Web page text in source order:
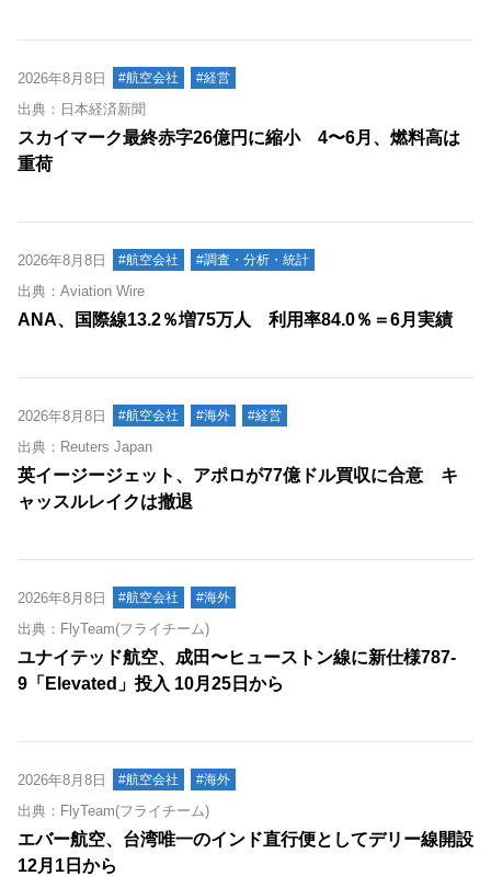
2026年8月8日 #航空会社 #経営
出典：日本経済新聞
スカイマーク最終赤字26億円に縮小 4〜6月、燃料高は
重荷
2026年8月8日 #航空会社 #調査・分析・統計
出典：Aviation Wire
ANA、国際線13.2％増75万人 利用率84.0％＝6月実績
2026年8月8日 #航空会社 #海外 #経営
出典：Reuters Japan
英イージージェット、アポロが77億ドル買収に合意 キ
ャッスルレイクは撤退
2026年8月8日 #航空会社 #海外
出典：FlyTeam(フライチーム)
ユナイテッド航空、成田〜ヒューストン線に新仕様787-
9「Elevated」投入 10月25日から
2026年8月8日 #航空会社 #海外
出典：FlyTeam(フライチーム)
エバー航空、台湾唯一のインド直行便としてデリー線開設
12月1日から